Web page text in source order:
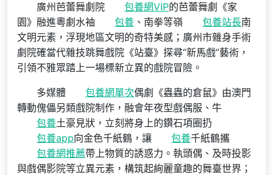
廣州芭蕾舞劇院 包養網VIP的芭蕾舞劇《家
園》融進粵劇水袖
包養 、南拳等嶺 包養站長南
文明元素，浮現地區文明的奇特美感；廣州市雜身手術
劇院確當代雜技跳舞戲院《站臺》探尋“新馬戲”藝術，
引領不雅眾踏上一場標新立異的戲院冒險。
多媒體 包養網單次偶劇《蟲蟲的倉鼠》由澳門
轉動傀儡另類戲院制作，融會年夜型戲偶服、牛
包養土豪見狀，立刻將身上的鑽石項圈扔
包養app向金色千紙鶴，讓 包養千紙鶴攜
包養網推薦帶上物質的誘惑力。執頭偶、及時投影
與戲偶影院等立異元素，構筑起絢麗童趣的舞臺世界；